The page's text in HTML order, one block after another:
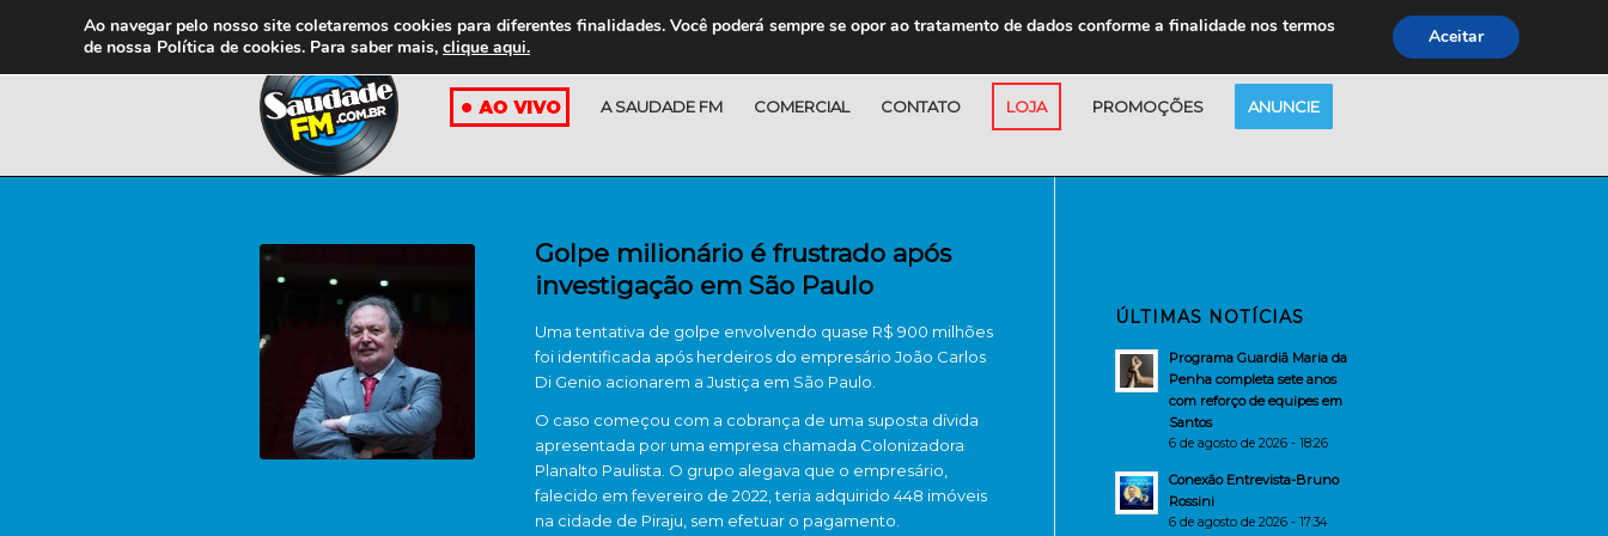
A SAUDADE FM COMERCIAL CONTATO LOJA PROMOÇÕES ANUNCIE
Golpe milionário é frustrado após
investigação em São Paulo
Uma tentativa de golpe envolvendo quase R$ 900 milhões
foi identificada após herdeiros do empresário João Carlos
Di Genio acionarem a Justiça em São Paulo.
O caso começou com a cobrança de uma suposta dívida
apresentada por uma empresa chamada Colonizadora
Planalto Paulista. O grupo alegava que o empresário,
falecido em fevereiro de 2022, teria adquirido 448 imóveis
na cidade de Piraju , sem efetuar o pagamento.
ÚLTIMAS NOTÍCIAS
Programa Guardiã Maria da
Penha completa sete anos
com reforço de equipes em
Santos
6 de agosto de 2026 - 18:26
Conexão Entrevista-Bruno
Rossini
6 de agosto de 2026 - 17:34
Ao navegar pelo nosso site coletaremos cookies para diferentes finalidades. Você poderá sempre se opor ao tratamento de dados conforme a finalidade nos termos
de nossa Política de cookies. Para saber mais, clique aqui. Aceitar